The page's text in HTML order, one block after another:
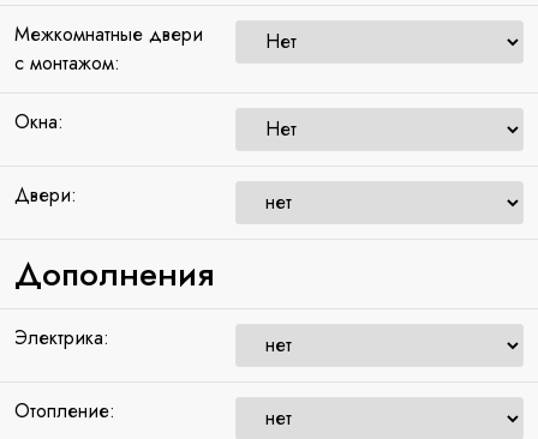
Межкомнатные двери
с монтажом:
Окна:
Двери:
Дополнения
Электрика:
Отопление: